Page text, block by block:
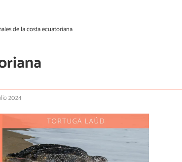
de la costa ecuatoriana
2024